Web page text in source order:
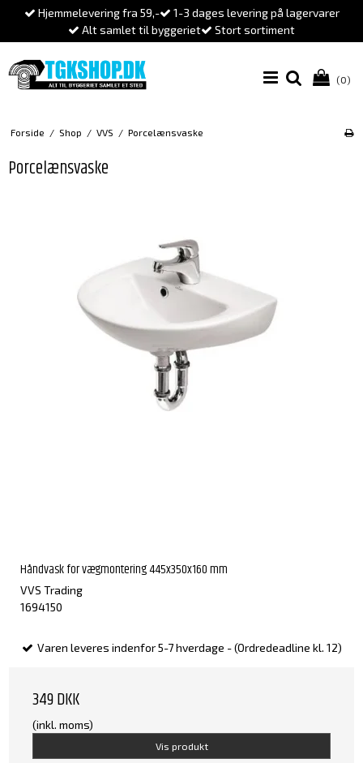
Hjemmelevering fra 59,-
1-3 dages levering på lagervarer
Alt samlet til byggeriet
Stort sortiment
(0)
Forside / Shop / VVS / Porcelænsvaske
Porcelænsvaske
Håndvask for vægmontering 445x350x160 mm
VVS Trading
1694150
Varen leveres indenfor 5-7 hverdage - (Ordredeadline kl. 12)
349 DKK
(inkl. moms)
Vis produkt